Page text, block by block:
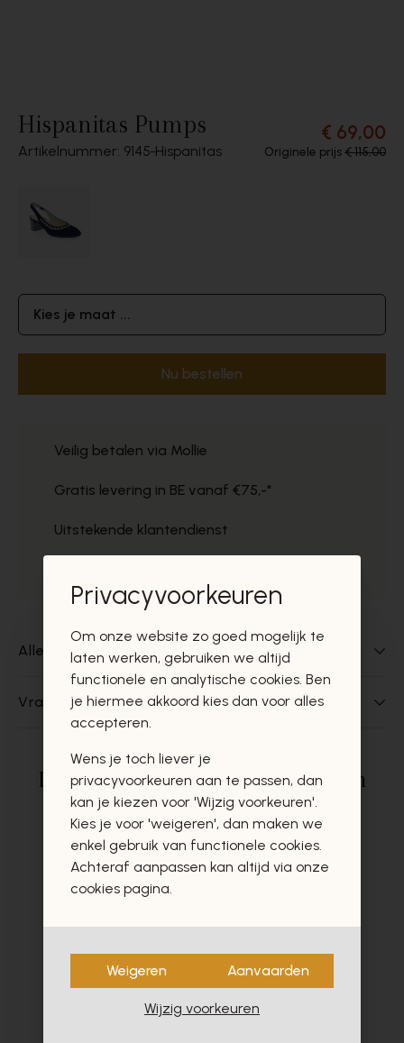
Hispanitas Pumps
Artikelnummer: 9145 Hispanitas
€ 69,00
Originele prijs€ 115,00
Kies je maat ...
Nu bestellen
Veilig betalen via Mollie
Gratis levering in BE vanaf €75,-*
Uitstekende klantendienst
Alles over dit product
Vragen over dit product?
Deze producten zullen u zeker en
vast ook interesseren
Privacyvoorkeuren
Om onze website zo goed mogelijk te
laten werken, gebruiken we altijd
functionele en analytische cookies. Ben
je hiermee akkoord kies dan voor alles
accepteren.
Wens je toch liever je
privacyvoorkeuren aan te passen, dan
kan je kiezen voor 'Wijzig voorkeuren'.
Kies je voor 'weigeren', dan maken we
enkel gebruik van functionele cookies.
Achteraf aanpassen kan altijd via onze
cookies pagina.
Weigeren Aanvaarden
Wijzig voorkeuren